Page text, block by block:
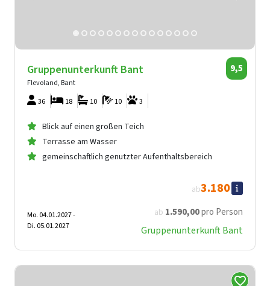
Gruppenunterkunft Bant
Flevoland, Bant
9,5
36 3
10
10
18
Blick auf einen großen Teich
Terrasse am Wasser
gemeinschaftlich genutzter Aufenthaltsbereich
ab 1.590,00pro Person
ab3.180
Mo. 04.01.2027 -
Di. 05.01.2027
Gruppenunterkunft Bant